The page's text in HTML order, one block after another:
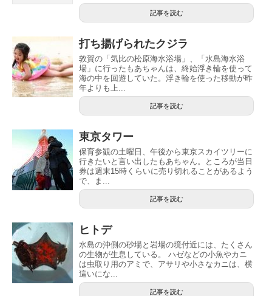
記事を読む
打ち揚げられたクジラ
敦賀の「気比の松原海水浴場」、「水島海水浴
場」に行ったもあちゃんは、終始浮き輪を使って
海の中を回遊していた。浮き輪を使った移動が昨
年よりも上...
記事を読む
東京タワー
保育参観の土曜日、午後から東京スカイツリーに
行きたいと言い出したもあちゃん。ところが当日
券は週末15時くらいに売り切れることがあるよう
で、ま...
記事を読む
ヒトデ
水島の沖側の砂場と岩場の境付近には、たくさん
の生物が生息している。 ハゼなどの小魚やカニ
は虫取り用のアミで、アサリや小さなカニは、横
這いにな...
記事を読む